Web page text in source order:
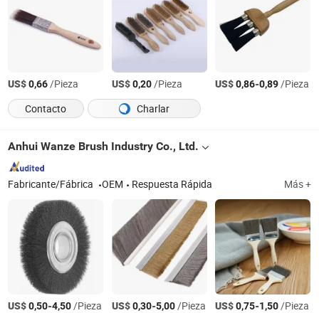
US$0,66/Pieza US$0,20/Pieza US$0,86-0,89/Pieza
Contacto
Charlar
Anhui Wanze Brush Industry Co., Ltd.
Fabricante/Fábrica OEM Respuesta Rápida Más +
US$0,50-4,50/Pieza US$0,30-5,00/Pieza US$0,75-1,50/Pieza